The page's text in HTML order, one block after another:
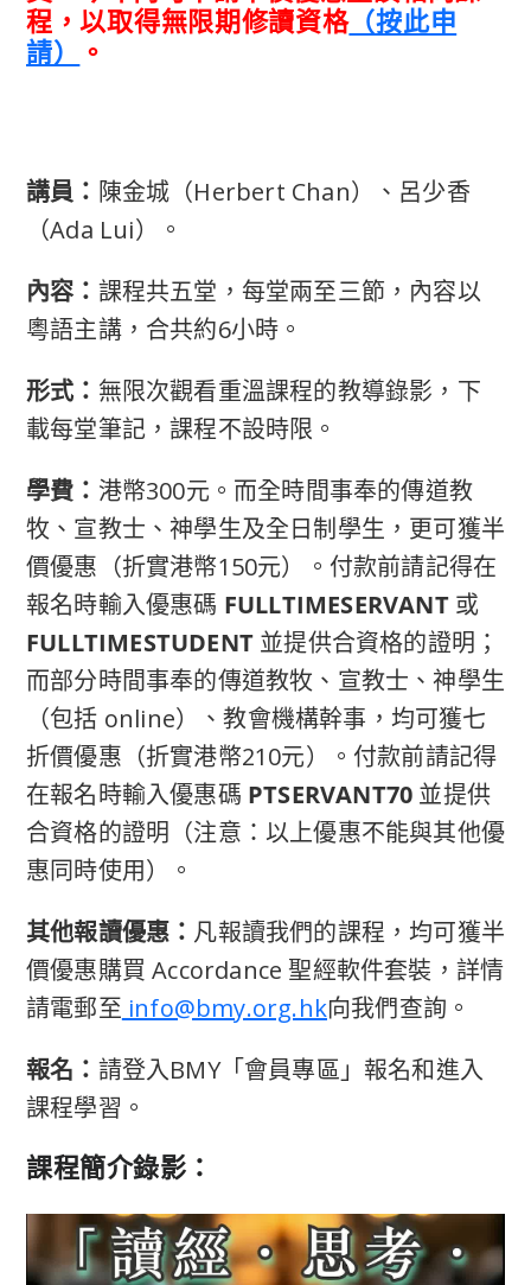
程，以取得無限期修讀資格（按此申
請）
。
講員： 陳金城（Herbert Chan）、呂少香
（Ada Lui）。
內容： 課程共五堂 ， 每堂兩至三節， 內容以
粵語主講， 合共約6小時。
形式： 無限次觀看重溫課程的教導錄影 ，下
載每堂筆記，課程不設時限 。
學費： 港幣300元。 而全時間事奉的傳道教
牧、宣教士、神學生及全日制學生，更可獲半
價優惠（折實港幣150元）
。 付款前請記得在
報名時輸入優惠碼 FULLTIMESERVANT 或
FULLTIMESTUDENT 並提供合資格的證明；
而部分時間事奉的傳道教牧、宣教士、神學生
（包括 online）、教會機構幹事，均可獲七
折價優惠（折實港幣210元）
。 付款前請記得
在報名時輸入優惠碼 PTSERVANT70 並提供
合資格的證明（注意：以上優惠不能與其他優
惠同時使用）。
其他報讀優惠： 凡報讀我們的課程，均可獲半
價優惠購買 Accordance 聖經軟件套裝，詳情
請電郵至 info@bmy.org.hk向我們查詢。
報名： 請登入BMY「會員專區」報名和進入
課程學習。
課程簡介錄影：